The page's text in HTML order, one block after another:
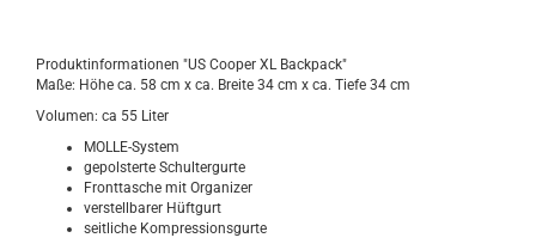
Produktinformationen "US Cooper XL Backpack"
Maße: Höhe ca. 58 cm x ca. Breite 34 cm x ca. Tiefe 34 cm
Volumen: ca 55 Liter
MOLLE-System
gepolsterte Schultergurte
Fronttasche mit Organizer
verstellbarer Hüftgurt
seitliche Kompressionsgurte